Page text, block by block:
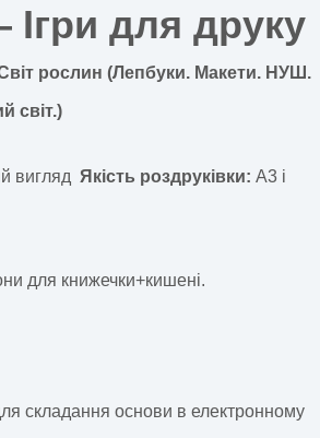
для друку
рослин (Лепбуки. Макети. НУШ.
світ.)
вигляд Якість роздруківки: А3 і
для книжечки+кишені.
складання основи в електронному